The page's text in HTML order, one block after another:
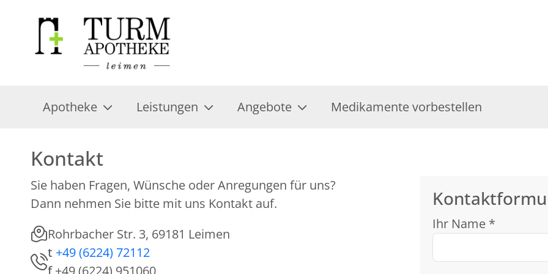
Apotheke Leistungen Angebote Medikamente vorbestellen
Kontakt
Sie haben Fragen, Wünsche oder Anregungen für uns?
Dann nehmen Sie bitte mit uns Kontakt auf.
Rohrbacher Str. 3, 69181 Leimen
t +49 (6224) 72112
f+49 (6224) 951060
Ihr Name *